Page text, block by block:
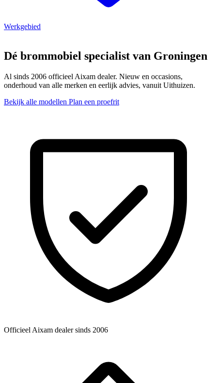
Werkgebied
Dé brommobiel specialist van Groningen
Al sinds 2006 officieel Aixam dealer. Nieuw en occasions,
onderhoud van alle merken en eerlijk advies, vanuit Uithuizen.
Bekijk alle modellen Plan een proefrit
Officieel Aixam dealersinds 2006